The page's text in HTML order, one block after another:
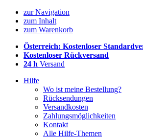
zur Navigation
zum Inhalt
zum Warenkorb
Österreich: Kostenloser
Kostenloser Rückversand
24 h Versand
Hilfe
Wo ist meine Bestellung?
Rücksendungen
Versandkosten
Zahlungsmöglichkeiten
Kontakt
Alle Hilfe-Themen